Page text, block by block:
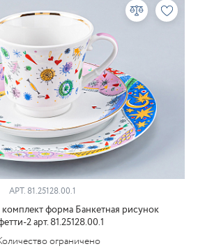
АРТ.81.25128.00.1
форма Банкетная рисунок
2 арт. 81.25128.00.1
ограничено